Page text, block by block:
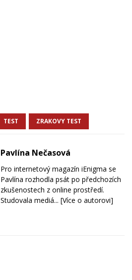
TEST ZRAKOVY TEST
Pavlína Nečasová
Pro internetový magazín iEnigma se
Pavlína rozhodla psát po předchozích
zkušenostech z online prostředí.
Studovala mediá... [Více o autorovi]